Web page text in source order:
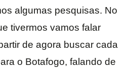
algumas pesquisas. No
tivermos vamos falar
de agora buscar cada
o Botafogo, falando de